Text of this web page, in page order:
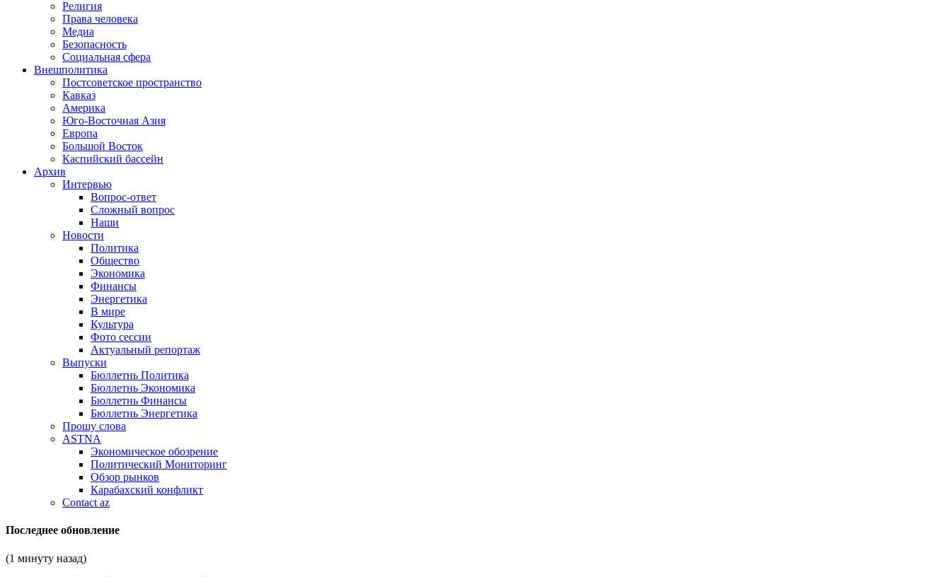
Религия
Права человека
Медиа
Безопасность
Социальная сфера
Внешполитика
Постсоветское пространство
Кавказ
Америка
Юго-Восточная Азия
Европа
Большой Восток
Каспийский бассейн
Архив
Интервью
Вопрос-ответ
Сложный вопрос
Наши
Новости
Политика
Общество
Экономика
Финансы
Энергетика
В мире
Культура
Фото сессии
Актуальный репортаж
Выпуски
Бюллетнь Политика
Бюллетнь Экономика
Бюллетнь Финансы
Бюллетнь Энергетика
Прошу слова
ASTNA
Экономическое обозрение
Политический Мониторинг
Обзор рынков
Карабахский конфликт
Contact az
Последнее обновление
(1 минуту назад)